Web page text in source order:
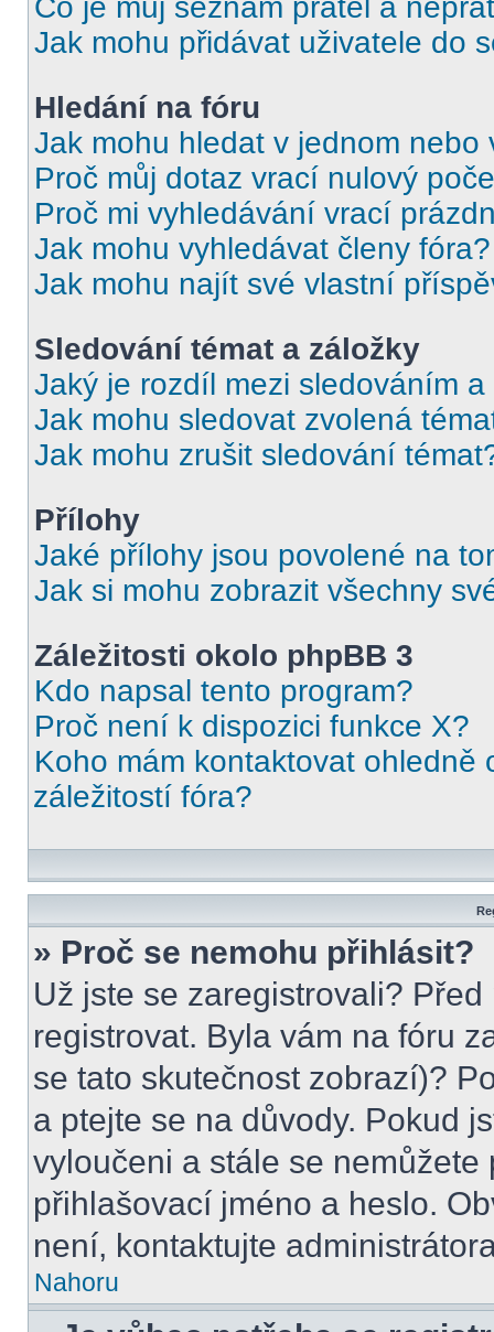
Co je můj seznam přátel a
Jak mohu přidávat uživatele do
Hledání na fóru
Jak mohu hledat v jednom nebo
Proč můj dotaz vrací nulový
Proč mi vyhledávání vrací
Jak mohu vyhledávat členy fóra?
Jak mohu najít své vlastní
Sledování témat a záložky
Jaký je rozdíl mezi sledováním a
Jak mohu sledovat zvolená
Jak mohu zrušit sledování
Přílohy
Jaké přílohy jsou povolené na
Jak si mohu zobrazit všechny
Záležitosti okolo phpBB 3
Kdo napsal tento program?
Proč není k dispozici funkce X?
Koho mám kontaktovat
záležitostí fóra?
» Proč se nemohu přihlásit?
Už jste se zaregistrovali?
registrovat. Byla vám na fóru
se tato skutečnost zobrazí)?
a ptejte se na důvody. Pokud
vyloučeni a stále se
přihlašovací jméno a heslo.
není, kontaktujte
Nahoru